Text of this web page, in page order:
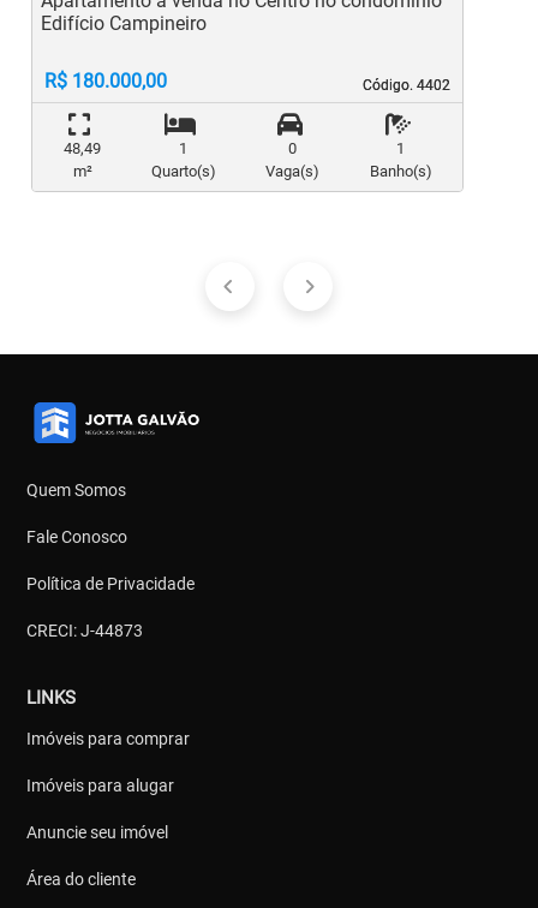
Código. 4402
Código. 4402
Edifício Campineiro
R$ 180.000,00
48,49
m²
1
Quarto(s)
0
Vaga(s)
1
Banho(s)
Quem Somos
Fale Conosco
Política de Privacidade
CRECI: J-44873
LINKS
Imóveis para comprar
Imóveis para alugar
Anuncie seu imóvel
Área do cliente